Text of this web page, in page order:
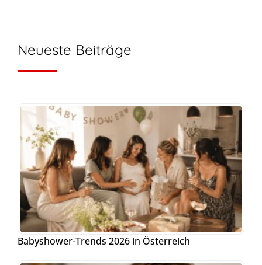
Neueste Beiträge
Babyshower-Trends 2026 in Österreich